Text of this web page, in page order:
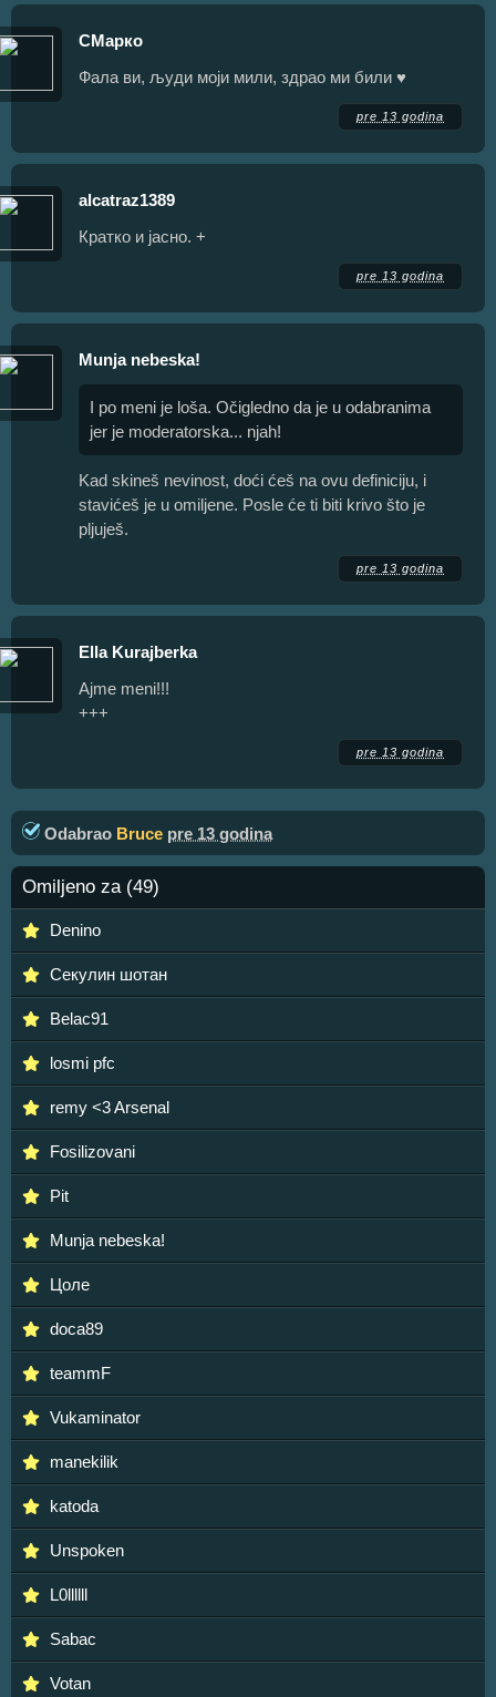
СМарко
Фала ви, људи моји мили, здрао ми били ♥
pre 13 godina
alcatraz1389
Кратко и јасно. +
pre 13 godina
Munja nebeska!
I po meni je loša. Očigledno da je u odabranima
jer je moderatorska... njah!
Kad skineš nevinost, doći ćeš na ovu definiciju, i
stavićeš je u omiljene. Posle će ti biti krivo što je
pljuješ.
pre 13 godina
Ella Kurajberka
Ajme meni!!!
+++
pre 13 godina
Odabrao Bruce pre 13 godina
Omiljeno za (49)
Denino
Секулин шотан
Belac91
losmi pfc
remy <3 Arsenal
Fosilizovani
Pit
Munja nebeska!
Цоле
doca89
teammF
Vukaminator
manekilik
katoda
Unspoken
L0llllll
Sabac
Votan